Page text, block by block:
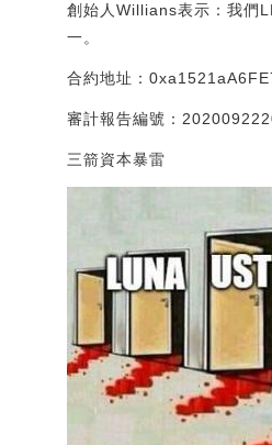
創始人Willians表示：我們
一。
合約地址：
審計報告編號：
三箭資本暴雷